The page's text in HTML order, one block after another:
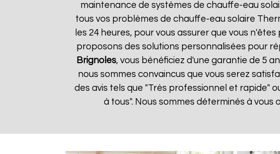
maintenance de systèmes de chauffe-eau
tous vos problèmes de chauffe-eau solaire
les 24 heures, pour vous assurer que vous
proposons des solutions personnalisées pour
Brignoles, vous bénéficiez d'une garantie de 5
nous sommes convaincus que vous serez
des avis tels que "Très professionnel et rapide"
à tous". Nous sommes déterminés à